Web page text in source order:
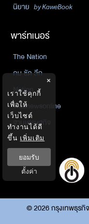
นิยาย by KaweBook
พาร์ทเนอร์
The Nation
คม ชัด ลึก
Nation
Thainewsonline
ฐานเศรษฐกิจ
©2026กรุงเทพธุรกิ
×
เราใช้คุกกี้
เพื่อให้
เว็บไซต์
ทำงานได้ดี
ขึ้น เพิ่มเติม
ยอมรับ
ตั้งค่า